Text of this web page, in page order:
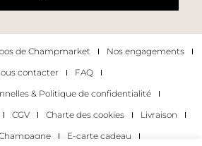
de Champmarket
Nos engagements
contacter
FAQ
& Politique de confidentialité
CGV Charte des cookies
Livraison
E-carte cadeau